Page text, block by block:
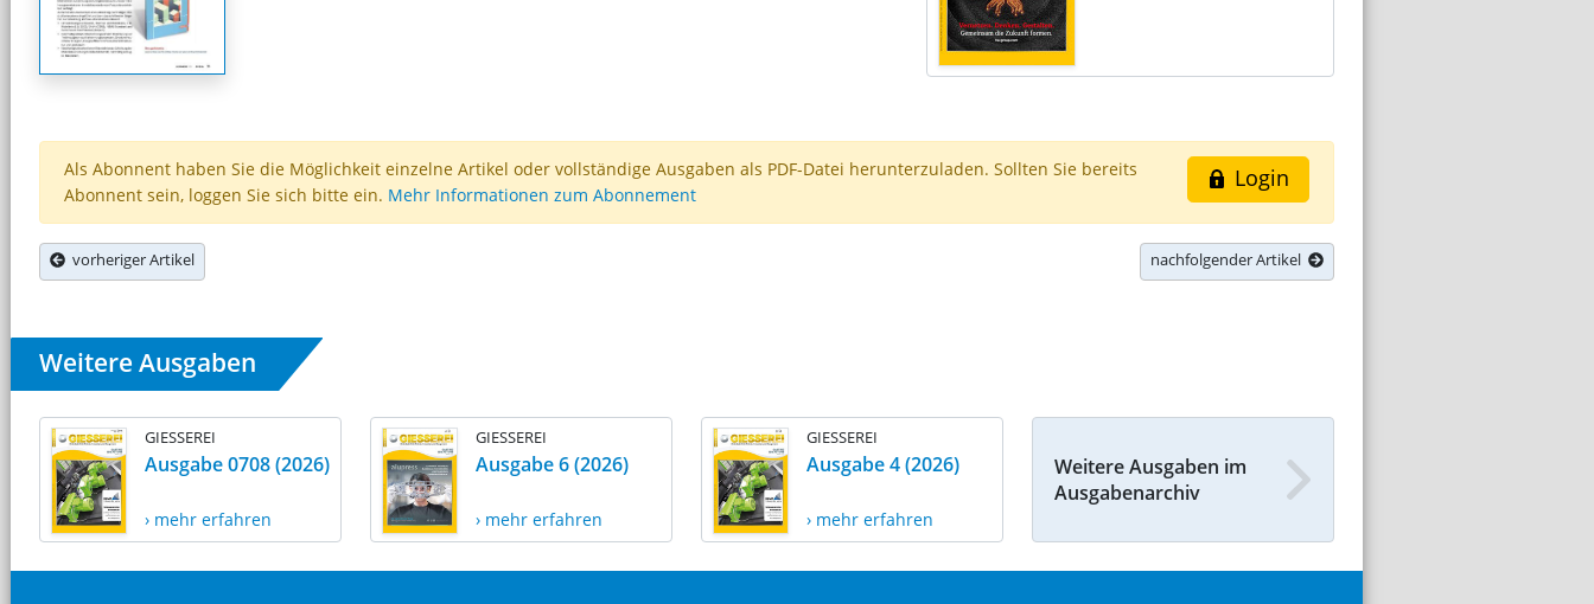
Login
Als Abonnent haben Sie die Möglichkeit einzelne Artikel oder vollständige Ausgaben als PDF-Datei herunterzuladen. Sollten Sie bereits
Abonnent sein, loggen Sie sich bitte ein. Mehr Informationen zum Abonnement
vorheriger Artikel nachfolgender Artikel
Weitere Ausgaben
GIESSEREI
Ausgabe 0708 (2026)
› mehr erfahren
GIESSEREI
Ausgabe 6 (2026)
› mehr erfahren
GIESSEREI
Ausgabe 4 (2026)
› mehr erfahren
Weitere Ausgaben im
Ausgabenarchiv